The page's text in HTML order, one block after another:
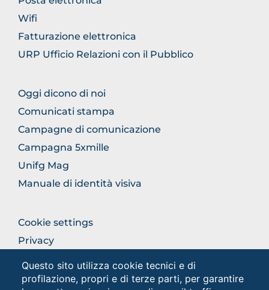
Questo sito utilizza cookie tecnici e di
profilazione, propri e di terze parti, per garantire
Wifi
Fatturazione elettronica
URP Ufficio Relazioni con il Pubblico
FOOTER
COMUNICAZIONE
Oggi dicono di noi
Comunicati stampa
Campagne di comunicazione
Campagna 5xmille
Unifg Mag
Manuale di identità visiva
FOOTER
COLONNA
DESTRA
Cookie settings
Privacy